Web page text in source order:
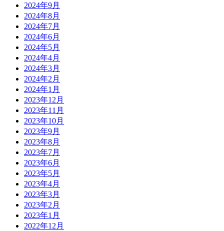
2024年9月
2024年8月
2024年7月
2024年6月
2024年5月
2024年4月
2024年3月
2024年2月
2024年1月
2023年12月
2023年11月
2023年10月
2023年9月
2023年8月
2023年7月
2023年6月
2023年5月
2023年4月
2023年3月
2023年2月
2023年1月
2022年12月